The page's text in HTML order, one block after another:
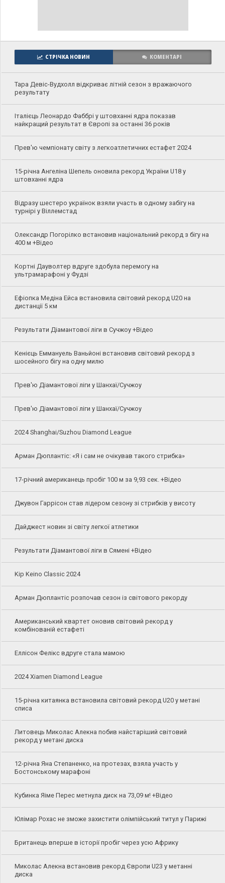
СТРІЧКА НОВИН КОМЕНТАРІ
Тара Девіс-Вудхолл відкриває літній сезон з вражаючого
результату
Італієць Леонардо Фаббрі у штовханні ядра показав
найкращий результат в Європі за останні 36 років
Прев'ю чемпіонату світу з легкоатлетичних естафет 2024
15-річна Ангеліна Шепель оновила рекорд України U18 у
штовханні ядра
Відразу шестеро українок взяли участь в одному забігу на
турнірі у Віллемстад
Олександр Погорілко встановив національний рекорд з бігу на
400 м +Відео
Кортні Дауволтер вдруге здобула перемогу на
ультрамарафоні у Фудзі
Ефіопка Медіна Ейса встановила світовий рекорд U20 на
дистанції 5 км
Результати Діамантової ліги в Сучжоу +Відео
Кенієць Еммануель Ваньйоні встановив світовий рекорд з
шосейного бігу на одну милю
Прев'ю Діамантової ліги у Шанхаї/Сучжоу
Прев'ю Діамантової ліги у Шанхаї/Сучжоу
2024 Shanghai/Suzhou Diamond League
Арман Дюплантіс: «Я і сам не очікував такого стрибка»
17-річний американець пробіг 100 м за 9,93 сек. +Відео
Джувон Гаррісон став лідером сезону зі стрибків у висоту
Дайджест новин зі світу легкої атлетики
Результати Діамантової ліги в Сямені +Відео
Kip Keino Classic 2024
Арман Дюплантіс розпочав сезон із світового рекорду
Американський квартет оновив світовий рекорд у
комбінованій естафеті
Еллісон Фелікс вдруге стала мамою
2024 Xiamen Diamond League
15-річна китаянка встановила світовий рекорд U20 у метані
списа
Литовець Миколас Алекна побив найстаріший світовий
рекорд у метані диска
12-річна Яна Степаненко, на протезах, взяла участь у
Бостонському марафоні
Кубинка Яіме Перес метнула диск на 73,09 м! +Відео
Юлімар Рохас не зможе захистити олімпійський титул у Парижі
Британець вперше в історії пробіг через усю Африку
Миколас Алекна встановив рекорд Європи U23 у метанні
диска